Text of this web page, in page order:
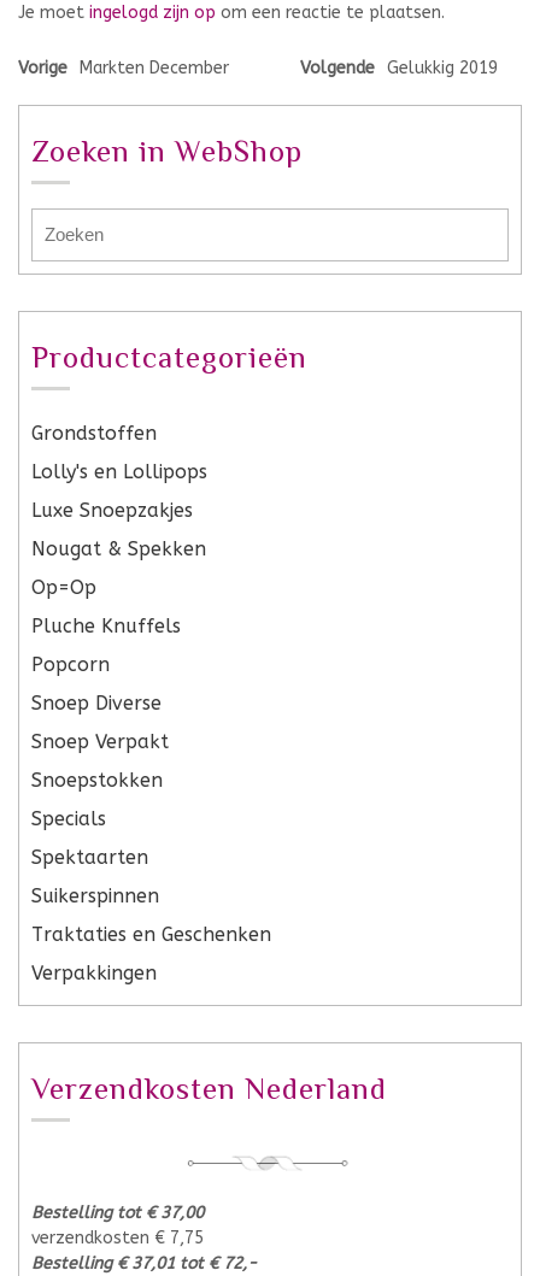
Je moet ingelogd zijn op om een reactie te plaatsen.
Vorige Markten December Volgende Gelukkig 2019
Zoeken in WebShop
Productcategorieën
Grondstoffen
Lolly's en Lollipops
Luxe Snoepzakjes
Nougat & Spekken
Op=Op
Pluche Knuffels
Popcorn
Snoep Diverse
Snoep Verpakt
Snoepstokken
Specials
Spektaarten
Suikerspinnen
Traktaties en Geschenken
Verpakkingen
Verzendkosten Nederland
Bestelling tot € 37,00
verzendkosten € 7,75
Bestelling € 37,01 tot € 72,-